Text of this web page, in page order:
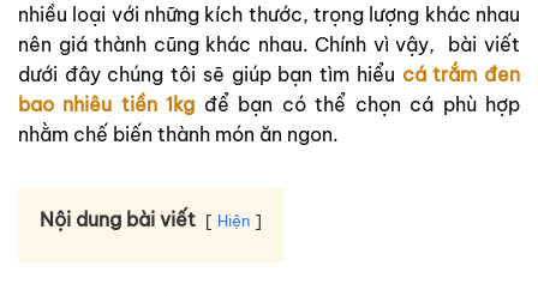
nhiều loại với những kích thước, trọng lượng khác nhau
nên giá thành cũng khác nhau. Chính vì vậy, bài viết
dưới đây chúng tôi sẽ giúp bạn tìm hiểu cá trắm đen
bao nhiêu tiền 1kg để bạn có thể chọn cá phù hợp
nhằm chế biến thành món ăn ngon.
Nội dung bài viết Hiện